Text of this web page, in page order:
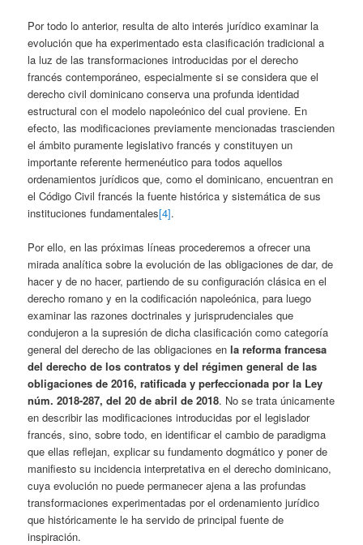
Por todo lo anterior, resulta de alto interés jurídico examinar la
evolución que ha experimentado esta clasificación tradicional a
la luz de las transformaciones introducidas por el derecho
francés contemporáneo, especialmente si se considera que el
derecho civil dominicano conserva una profunda identidad
estructural con el modelo napoleónico del cual proviene. En
efecto, las modificaciones previamente mencionadas trascienden
el ámbito puramente legislativo francés y constituyen un
importante referente hermenéutico para todos aquellos
ordenamientos jurídicos que, como el dominicano, encuentran en
el Código Civil francés la fuente histórica y sistemática de sus
instituciones fundamentales[4].
Por ello, en las próximas líneas procederemos a ofrecer una
mirada analítica sobre la evolución de las obligaciones de dar, de
hacer y de no hacer, partiendo de su configuración clásica en el
derecho romano y en la codificación napoleónica, para luego
examinar las razones doctrinales y jurisprudenciales que
condujeron a la supresión de dicha clasificación como categoría
general del derecho de las obligaciones enla reforma francesa
del derecho de los contratos y del régimen general de las
obligaciones de 2016, ratificada y perfeccionada por la Ley
núm. 2018-287, del 20 de abril de 2018. No se trata únicamente
en describir las modificaciones introducidas por el legislador
francés, sino, sobre todo, en identificar el cambio de paradigma
que ellas reflejan, explicar su fundamento dogmático y poner de
manifiesto su incidencia interpretativa en el derecho dominicano,
cuya evolución no puede permanecer ajena a las profundas
transformaciones experimentadas por el ordenamiento jurídico
que históricamente le ha servido de principal fuente de
inspiración.